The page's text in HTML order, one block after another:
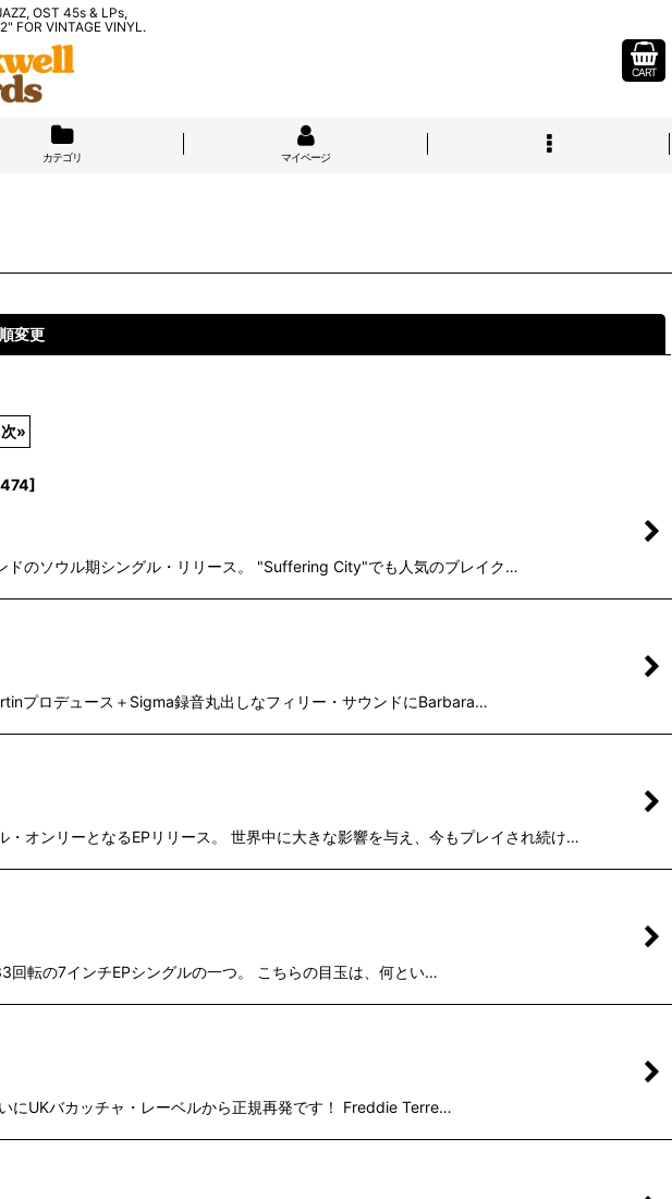
OST 45s & LPs,
FOR VINTAGE VINYL.
CART
カテゴリ マイページ
変更
次»
]
のソウル期シングル・リリース。 "Suffering City"でも人気のブレイク…
プロデュース＋Sigma録音丸出しなフィリー・サウンドにBarbara…
オンリーとなるEPリリース。 世界中に大きな影響を与え、今もプレイされ続け…
転の7インチEPシングルの一つ。 こちらの目玉は、何とい…
にUKバカッチャ・レーベルから正規再発です！ Freddie Terre…